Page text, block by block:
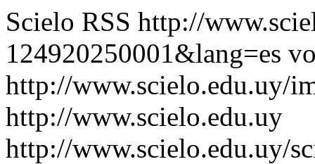
Scielo RSS http://
124920250001&lang=es
http://www.scielo.edu.uy/
http://www.scielo.edu.uy
http://www.scielo.edu.uy/